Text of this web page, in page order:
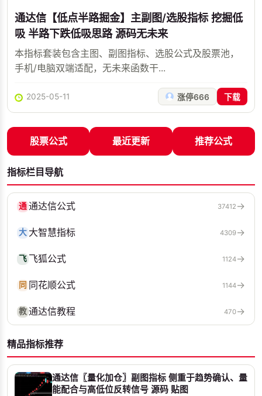
通达信【低点半路掘金】主副图/选股指标 挖掘低
吸 半路下跌低吸思路 源码无未来
本指标套装包含主图、副图指标、选股公式及股票池，
手机/电脑双端适配，无未来函数干...
2025-05-11 涨停666 下载
股票公式 最近更新 推荐公式
指标栏目导航
通通达信公式 37412 →
大 大智慧指标 4309→
飞 飞狐公式 1124→
同 同花顺公式 1144→
教通达信教程 470→
精品指标推荐
通达信〖量化加仓〗副图指标 侧重于趋势确认、量
能配合与高低位反转信号 源码 贴图